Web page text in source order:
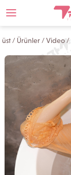
üst / Ürünler /Video/